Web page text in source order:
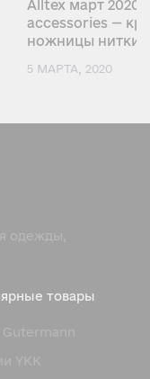
Alltex март 2020
accessories —
ножницы нитки
5 МАРТА, 2020
одежды,
товары
Gutermann
YKK